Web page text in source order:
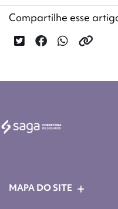
Compartilhe esse
MAPA DO SITE